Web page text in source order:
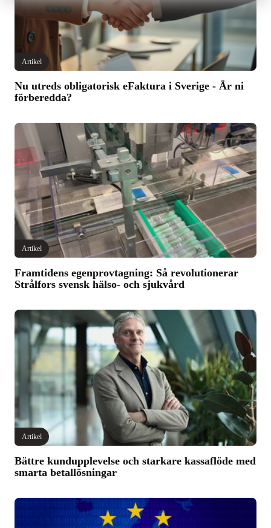
Artikel
Nu utreds obligatorisk eFaktura i Sverige - Är ni
förberedda?
Artikel
Framtidens egenprovtagning: Så revolutionerar
Strålfors svensk hälso- och sjukvård
Artikel
Bättre kundupplevelse och starkare kassaflöde med
smarta betallösningar